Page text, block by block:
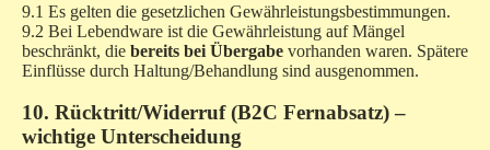
9.1 Es gelten die gesetzlichen Gewährleistungsbestimmungen.
9.2 Bei Lebendware ist die Gewährleistung auf Mängel
beschränkt, die bereits bei Übergabe vorhanden waren. Spätere
Einflüsse durch Haltung/Behandlung sind ausgenommen.
10. Rücktritt/Widerruf (B2C Fernabsatz) –
wichtige Unterscheidung